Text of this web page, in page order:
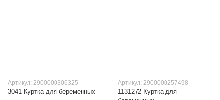
Артикул: 2900000306325
3041 Куртка для беременных
Артикул: 2900000257498
1131272 Куртка для